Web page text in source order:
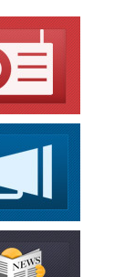
– 2024
– 2023
– 2022